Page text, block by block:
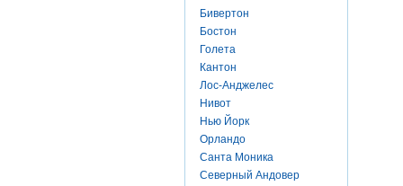
Бивертон
Бостон
Голета
Кантон
Лос-Анджелес
Нивот
Нью Йорк
Орландо
Санта Моника
Северный Андовер